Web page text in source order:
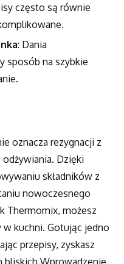
często są równie
: Dania
sposób na szybkie
oznacza rezygnacji z
Dzięki
składników z
nowoczesnego
Thermomix, możesz
w kuchni. Gotując jedno
przepisy, zyskasz
bliskich.Wprowadzenie